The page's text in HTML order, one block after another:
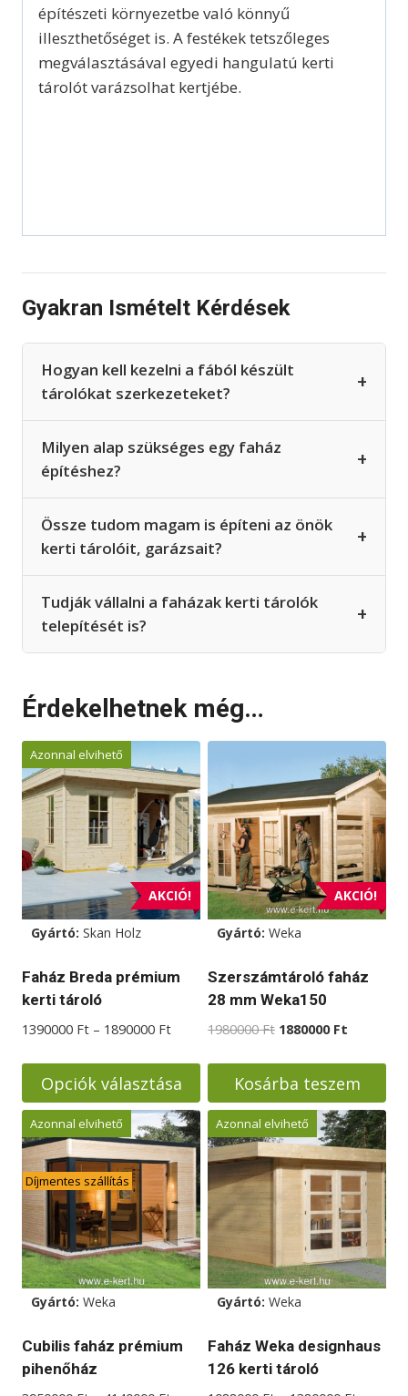
építészeti környezetbe való könnyű
illeszthetőséget is. A festékek tetszőleges
megválasztásával egyedi hangulatú kerti
tárolót varázsolhat kertjébe.
Gyakran Ismételt Kérdések
Hogyan kell kezelni a fából készült
tárolókat szerkezeteket?
+
Milyen alap szükséges egy faház
építéshez?
+
Össze tudom magam is építeni az önök
kerti tárolóit, garázsait?
+
Tudják vállalni a faházak kerti tárolók
telepítését is?
+
Érdekelhetnek még…
AKCIÓ!
Azonnal elvihető
Gyártó: Skan Holz
Faház Breda prémium
kerti tároló
1390000 Ft – 1890000 FtÁrtartomány:
-
1890000 Ft
Opciók választása
Ennek
a
terméknek
több
variációja
van.
A
változatok
termékoldalon
választhatók
AKCIÓ!
Gyártó: Weka
Szerszámtároló faház
28 mm Weka150
1980000Ft Original
was:
1980000 Ft.
1880000 Ft
is:
1880000
Kosárba teszem
Azonnal elvihető
Díjmentes szállítás
Gyártó: Weka
Cubilis faház prémium
pihenőház
Azonnal elvihető
Gyártó: Weka
Faház Weka designhaus
126 kerti tároló